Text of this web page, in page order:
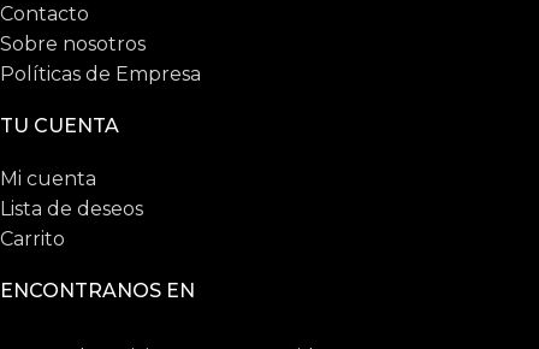
Contacto
Sobre nosotros
Políticas de Empresa
TU CUENTA
Mi cuenta
Lista de deseos
Carrito
ENCONTRANOS EN